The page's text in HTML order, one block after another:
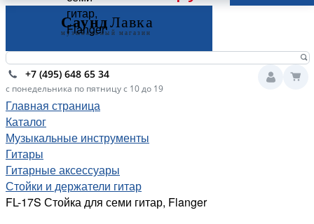
+7 (495) 648 65 34
с понедельника по пятницу с 10 до 19
Главная страница
Каталог
Музыкальные инструменты
Гитары
Гитарные аксессуары
Стойки и держатели гитар
FL-17S Стойка для семи гитар, Flanger
гитар,
Flanger